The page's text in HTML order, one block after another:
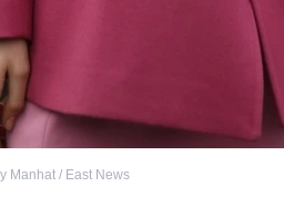
Manhat / East News